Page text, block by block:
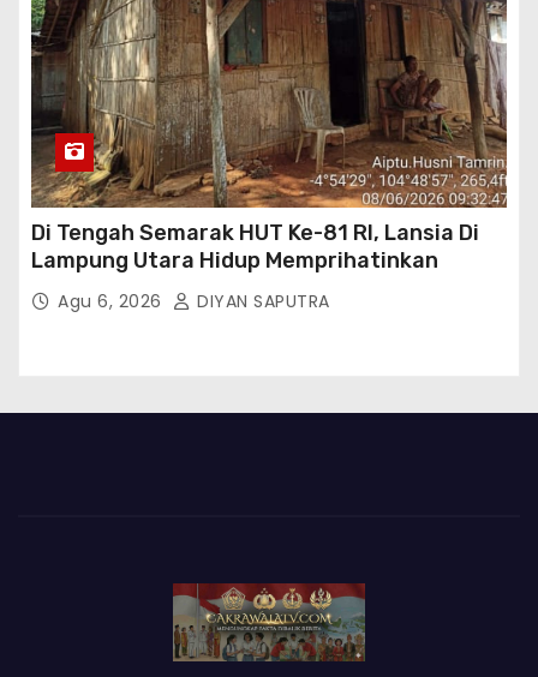
Di Tengah Semarak HUT Ke-81 RI, Lansia Di
Lampung Utara Hidup Memprihatinkan
Agu 6, 2026 DIYAN SAPUTRA